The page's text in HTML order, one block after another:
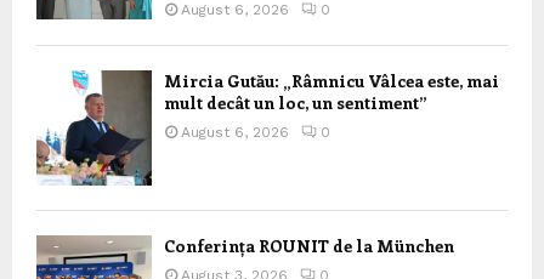
August 6, 2026 0
Mircia Gutău: „Râmnicu Vâlcea este, mai
mult decât un loc, un sentiment”
August 6, 2026 0
Conferința ROUNIT de la München
August 3, 2026 0